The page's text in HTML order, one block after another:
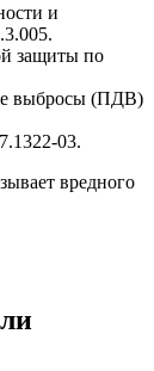
и
защиты по
выбросы (ПДВ)
03.
вредного